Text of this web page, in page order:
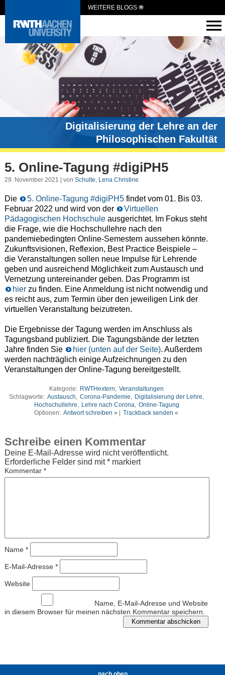
WEITERE BLOGS
Digitalisierung der Lehre an der
Philosophischen Fakultät
5. Online-Tagung #digiPH5
29. November 2021 | von Schulte, Lena Christine
Die 5. Online-Tagung #digiPH5findet vom 01. Bis 03.
Februar 2022 und wird von der
Virtuellen
Pädagogischen Hochschuleausgerichtet. Im Fokus steht
die Frage, wie die Hochschullehre nach den
pandemiebedingten Online-Semestern aussehen könnte.
Zukunftsvisionen, Reflexion, Best Practice Beispiele –
die Veranstaltungen sollen neue Impulse für Lehrende
geben und ausreichend Möglichkeit zum Austausch und
Vernetzung untereinander geben. Das Programm ist
hierzu finden. Eine Anmeldung ist nicht notwendig und
es reicht aus, zum Termin über den jeweiligen Link der
virtuellen Veranstaltung beizutreten.
Die Ergebnisse der Tagung werden im Anschluss als
Tagungsband publiziert. Die Tagungsbände der letzten
Jahre finden Sie
hier (unten auf der Seite). Außerdem
werden nachträglich einige Aufzeichnungen zu den
Veranstaltungen der Online-Tagung bereitgestellt.
Kategorie: RWTHextern
Veranstaltungen
Schlagworte: Austausch Corona-Pandemie Digitalisierung der Lehre
Hochschullehre
Lehre nach Corona
Online-Tagung
Optionen: Antwort schreiben » | Trackback senden «
Schreibe einen Kommentar
Deine E-Mail-Adresse wird nicht veröffentlicht.
Erforderliche Felder sind mit*markiert
Kommentar *
Name *
E-Mail-Adresse *
Website
Name, E-Mail-Adresse und Website
in diesem Browser für meinen nächsten Kommentar speichern.